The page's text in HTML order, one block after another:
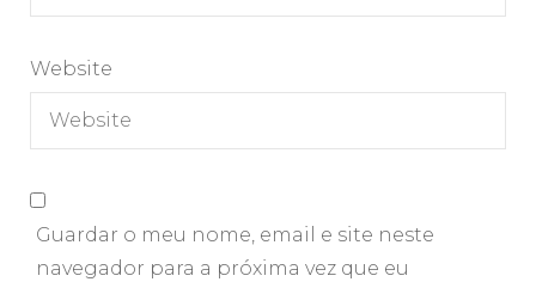
Website
Guardar o meu nome, email e site neste
navegador para a próxima vez que eu